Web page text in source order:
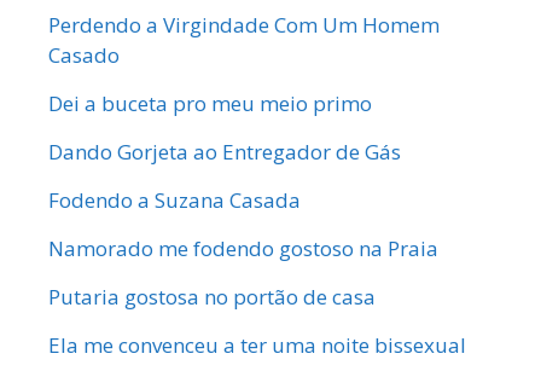
Perdendo a Virgindade Com Um Homem
Casado
Dei a buceta pro meu meio primo
Dando Gorjeta ao Entregador de Gás
Fodendo a Suzana Casada
Namorado me fodendo gostoso na Praia
Putaria gostosa no portão de casa
Ela me convenceu a ter uma noite bissexual